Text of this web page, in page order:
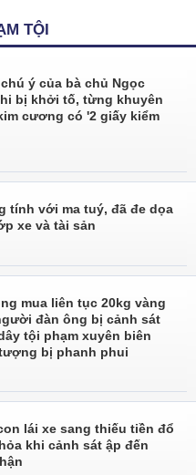
TỘI
ý của bà chủ Ngọc
bị khởi tố, từng khuyên
cương có '2 giấy kiểm
tính với ma tuý, đã đe dọa
xe và tài sản
mua liên tục 20kg vàng
đàn ông bị cảnh sát
tội phạm xuyên biên
bị phanh phui
lái xe sang thiếu tiền đổ
khi cảnh sát ập đến